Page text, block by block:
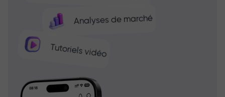
Analyses de marché
Tutoriels vidéo